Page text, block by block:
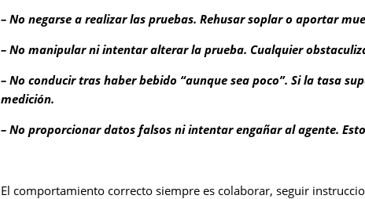
– No negarse a realizar las pruebas. Rehusar soplar o aportar
– No manipular ni intentar alterar la prueba. Cualquier
– No conducir tras haber bebido “aunque sea poco”. Si la tasa
medición.
– No proporcionar datos falsos ni intentar engañar al agente.
El comportamiento correcto siempre es colaborar, seguir